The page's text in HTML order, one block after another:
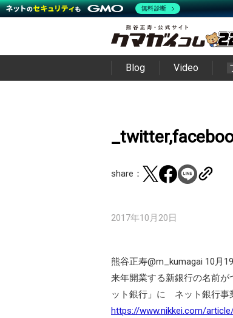
Blog Video
share：
2017年10月20日
熊谷正寿‏@m_kumagai 10月
来年開業する新銀行の名前
ット銀行」に ネット銀行事
https://www.nikkei.com/
無料診断